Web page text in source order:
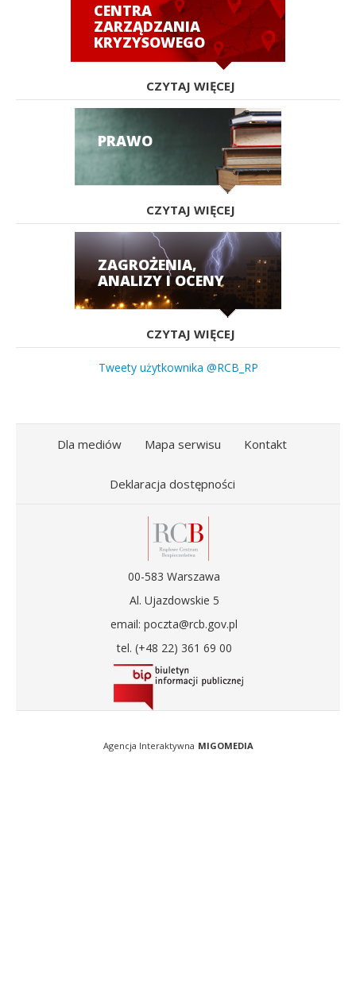
CENTRA
ZARZĄDZANIA
KRYZYSOWEGO
CZYTAJ WIĘCEJ
PRAWO
CZYTAJ WIĘCEJ
ZAGROŻENIA,
ANALIZY I OCENY
CZYTAJ WIĘCEJ
Tweety użytkownika @RCB_RP
Dla mediów Mapa serwisu Kontakt
Deklaracja dostępności
00-583 Warszawa
Al. Ujazdowskie 5
email: poczta@rcb.gov.pl
tel. (+48 22) 361 69 00
Agencja Interaktywna MIGOMEDIA